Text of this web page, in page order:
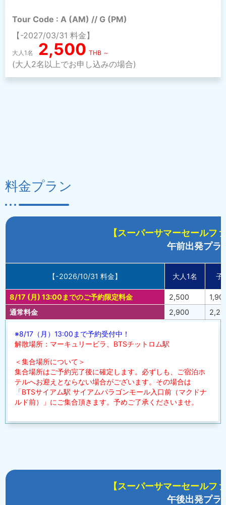
Tour Code : A (AM) // G (PM)
【-2027/03/31 料金】
大人1名 2,500 THB ～
(大人2名以上でお申し込みの場合)
料金プラン
【スーパーサマーセールフ
午前出発プラ
【-2026/10/31 料金】 大人1名 子
8/17 (月) 13:00までのご予約限定料金 2,500
通常料金
2,900
※8/17（月）13:00まで予約受付中！
解散場所：マーキュリービラ、BTSチットロム駅
＜集合場所について＞
集合場所はご予約完了後に確定します。必ずしも、ご宿泊ホ
テルへお迎えとならない場合がございます。その場合は
「BTSサイアム駅 サイアムパラゴンモール入口前（マクドナ
ルド前）」にご集合頂きます。予めご了承くださいませ。
【スーパーサマーセールフ
午後出発プラ